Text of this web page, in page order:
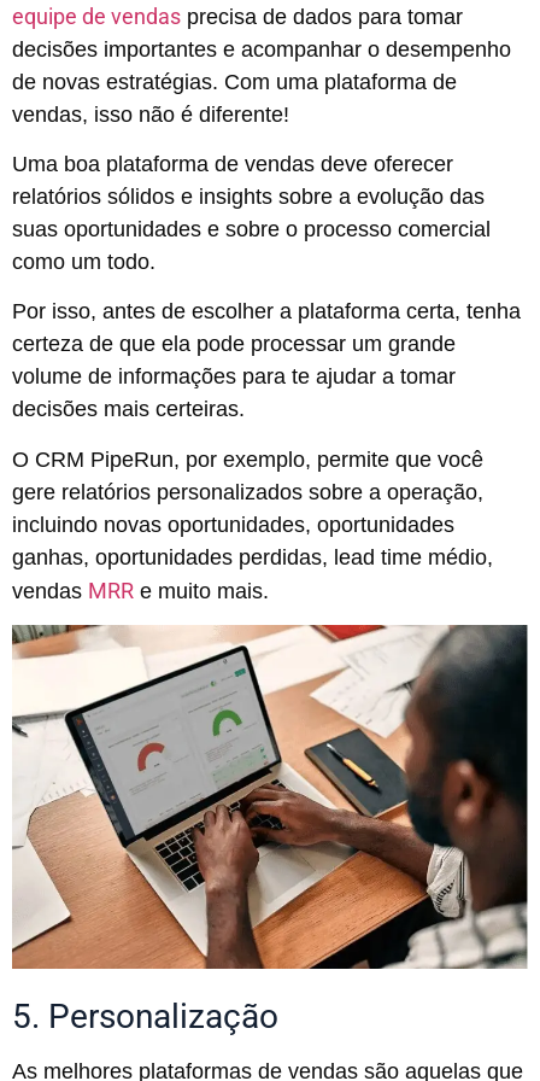
equipe de vendas precisa de dados para tomar
decisões importantes e acompanhar o desempenho
de novas estratégias. Com uma plataforma de
vendas, isso não é diferente!
Uma boa plataforma de vendas deve oferecer
relatórios sólidos e insights sobre a evolução das
suas oportunidades e sobre o processo comercial
como um todo.
Por isso, antes de escolher a plataforma certa, tenha
certeza de que ela pode processar um grande
volume de informações para te ajudar a tomar
decisões mais certeiras.
O CRM PipeRun, por exemplo, permite que você
gere relatórios personalizados sobre a operação,
incluindo novas oportunidades, oportunidades
ganhas, oportunidades perdidas, lead time médio,
vendas MRR e muito mais.
5. Personalização
As melhores plataformas de vendas são aquelas que